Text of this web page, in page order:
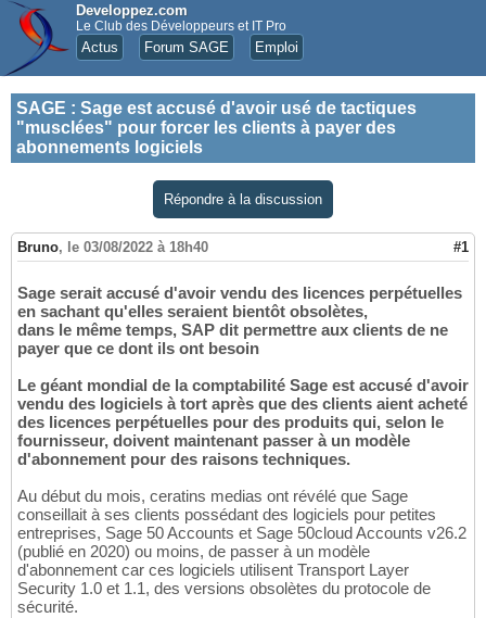
Developpez.com
Le Club des Développeurs et IT Pro
Actus Forum SAGE Emploi
SAGE : Sage est accusé d'avoir usé de tactiques
"musclées" pour forcer les clients à payer des
abonnements logiciels
Répondre à la discussion
Bruno, le 03/08/2022 à 18h40 #1
Sage serait accusé d'avoir vendu des licences perpétuelles
en sachant qu'elles seraient bientôt obsolètes,
dans le même temps, SAP dit permettre aux clients de ne
payer que ce dont ils ont besoin
Le géant mondial de la comptabilité Sage est accusé d'avoir
vendu des logiciels à tort après que des clients aient acheté
des licences perpétuelles pour des produits qui, selon le
fournisseur, doivent maintenant passer à un modèle
d'abonnement pour des raisons techniques.
Au début du mois, ceratins medias ont révélé que Sage
conseillait à ses clients possédant des logiciels pour petites
entreprises, Sage 50 Accounts et Sage 50cloud Accounts v26.2
(publié en 2020) ou moins, de passer à un modèle
d'abonnement car ces logiciels utilisent Transport Layer
Security 1.0 et 1.1, des versions obsolètes du protocole de
sécurité.